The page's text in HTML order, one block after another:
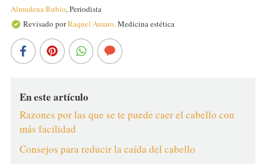
Almudena Rubio,Periodista
Revisado porRaquel Amaro,Medicina estética
En este artículo
Razones por las que se te puede caer el cabello con
más facilidad
Consejos para reducir la caída del cabello